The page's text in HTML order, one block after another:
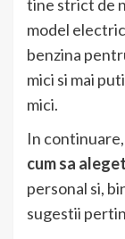
tine strict de
model
benzina
mici si mai
mici.
In
cum sa
personal si,
sugestii